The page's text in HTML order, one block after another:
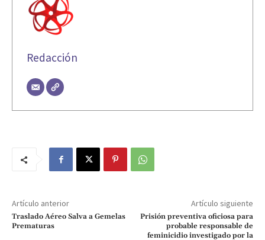
Redacción
Artículo anterior
Traslado Aéreo Salva a Gemelas
Prematuras
Artículo siguiente
Prisión preventiva oficiosa para
probable responsable de
feminicidio investigado por la